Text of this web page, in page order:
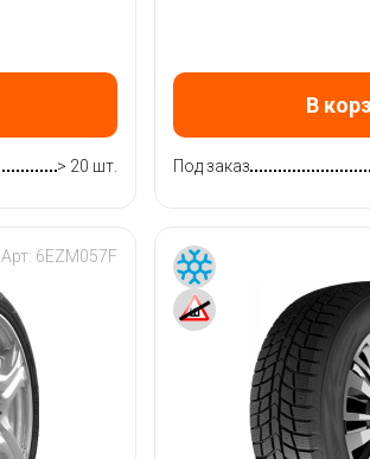
> 20 шт.
В
Под заказ
Арт: 6EZM057F